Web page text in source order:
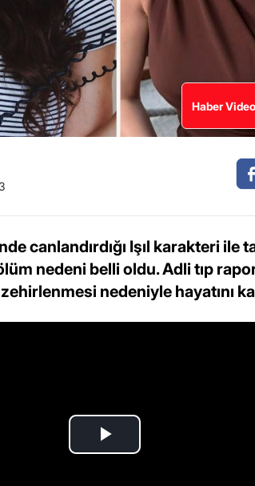
Haber
canlandırdığı Işıl karakteri ile
nedeni belli oldu. Adli tıp
nedeniyle hayatını